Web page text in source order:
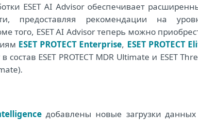
ESET AI Advisor обеспечивает
предоставляя рекомендации на
того, ESET AI Advisor теперь можно
ESET PROTECT Enterprise, ESET PROTECT
ESET PROTECT MDR Ultimate и ESET
добавлены новые загрузки